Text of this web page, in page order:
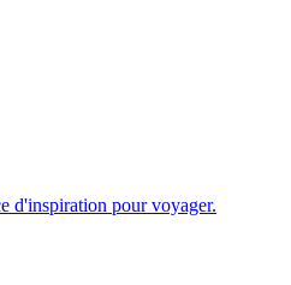
d'inspiration pour voyager.